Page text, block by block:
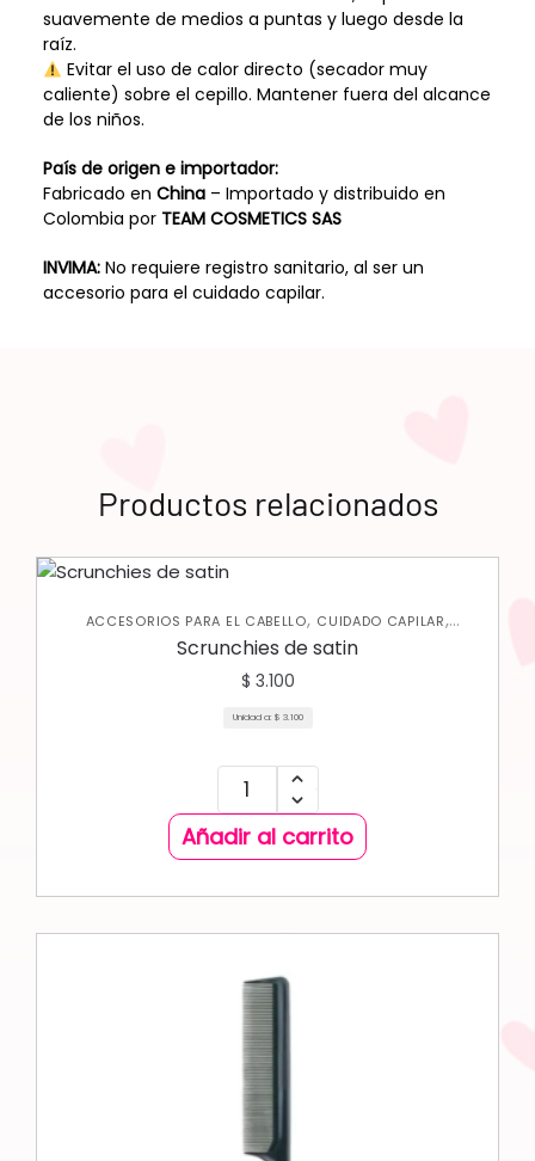
suavemente de medios a puntas y luego desde la
raíz.
Evitar el uso de calor directo (secador muy
caliente) sobre el cepillo. Mantener fuera del alcance
de los niños.
País de origen e importador:
Fabricado en China– Importado y distribuido en
Colombia por TEAM COSMETICS SAS
INVIMA:No requiere registro sanitario, al ser un
accesorio para el cuidado capilar.
Productos relacionados
ACCESORIOS PARA EL CABELLO, CUIDADO CAPILAR,
VARIEDADES
Scrunchies de satin
$ 3.100
Unidad a: $ 3.100
Añadir al carrito